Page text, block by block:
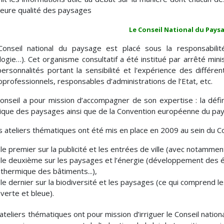
qualité des paysages
Le Conseil National du
national du paysage est placé sous la
Cet organisme consultatif a été institué par arrêté
portant la sensibilité et l'expérience des
responsables d’administrations de l’Etat, etc.
a pour mission d’accompagner de son expertise : la
des paysages ainsi que de la Convention européenne du
ateliers thématiques ont été mis en place en 2009 au sein du
le premier sur la publicité et les entrées de ville (avec
le deuxième sur les paysages et l’énergie (développement des
thermique des bâtiments...),
le dernier sur la biodiversité et les paysages (ce qui comprend
verte et bleue).
thématiques ont pour mission d’irriguer le Conseil